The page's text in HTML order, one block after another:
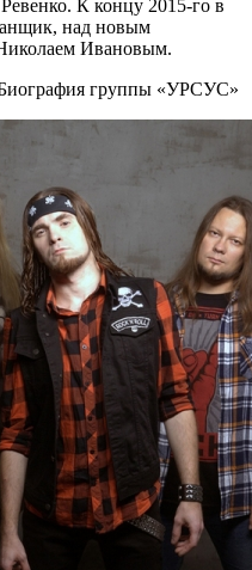
К концу 2015-го в
над новым
Ивановым.